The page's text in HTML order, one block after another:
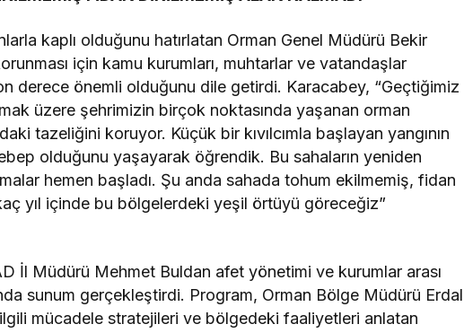
kaplı olduğunu hatırlatan Orman Genel Müdürü Bekir
için kamu kurumları, muhtarlar ve vatandaşlar
derece önemli olduğunu dile getirdi. Karacabey, “Geçtiğimiz
üzere şehrimizin birçok noktasında yaşanan orman
tazeliğini koruyor. Küçük bir kıvılcımla başlayan yangının
olduğunu yaşayarak öğrendik. Bu sahaların yeniden
hemen başladı. Şu anda sahada tohum ekilmemiş, fidan
yıl içinde bu bölgelerdeki yeşil örtüyü göreceğiz”
İl Müdürü Mehmet Buldan afet yönetimi ve kurumlar arası
sunum gerçekleştirdi. Program, Orman Bölge Müdürü Erdal
ilgili mücadele stratejileri ve bölgedeki faaliyetleri anlatan